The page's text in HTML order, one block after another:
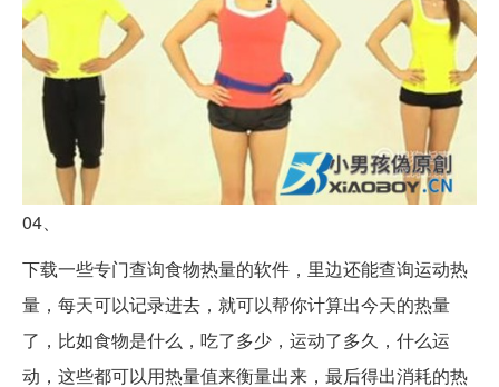
04、
下载一些专门查询食物热量的软件，里边还能查询运动热
量，每天可以记录进去，就可以帮你计算出今天的热量
了，比如食物是什么，吃了多少，运动了多久，什么运
动，这些都可以用热量值来衡量出来，最后得出消耗的热